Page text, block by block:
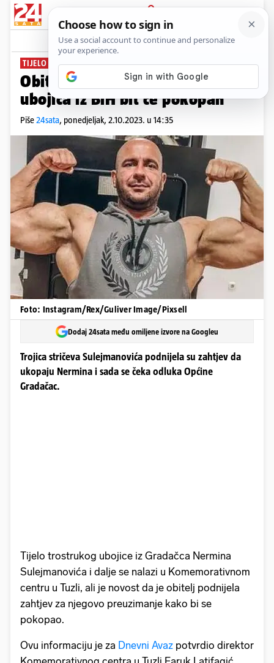
PRIJAVA
News Komentari
TIJELO MONSTRUMA IZ GRADAČCA
Obitelj dala zahtjev: Trostruki
ubojica iz BiH bit će pokopan
Piše24sata, ponedjeljak, 2.10.2023. u 14:35
Foto: Instagram/Rex/Guliver Image/Pixsell
Dodaj 24sata među omiljene izvore na Googleu
Trojica stričeva Sulejmanovića podnijela su zahtjev da
ukopaju Nermina i sada se čeka odluka Općine
Gradačac.
Tijelo trostrukog ubojice iz Gradačca Nermina
Sulejmanovića i dalje se nalazi u Komemorativnom
centru u Tuzli, ali je novost da je obitelj podnijela
zahtjev za njegovo preuzimanje kako bi se
pokopao.
Ovu informaciju je za Dnevni Avaz potvrdio direktor